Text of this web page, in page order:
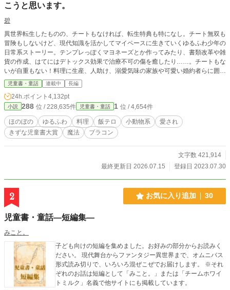
こうと思います。
碧
異世界転生したものの、チートもなければ、転生特典も特になし。チート無双も
冒険もしないけど、現代知識を活かしてマイペースに生きていくゆるふわ少年の
日常系ストーリー。テンプレっぽくマヨネーズとか作ってみたり、書類改革や雑
貨の作成、はてにはデトックス効果で治療不可の傷を癒したり……。チートもな
いが自重もない！料理に生産、人助け、溺愛気味の家族や可愛い婚約者らに囲ま
れて今日も自由に過ごします。ゆるふわ癒し系異世界ファンタジーここに開幕！
【第2回きずな児童書大賞・読者賞を頂戴しました】 読んでくださった皆様のお
かげです、ありがとうございました！
児童書・童話 連載中 長編
24h.ポイント 4,132pt
小説 288 位 / 228,635件 児童書・童話 1 位 / 4,654件
ほのぼの ゆるふわ 料理 飯テロ 小動物系
愛され
きずな児童書大賞
魔法 ブラコン
文字数 421,914
最終更新日 2026.07.15
登録日 2023.07.30
2 お気に入り追加 30
児童書・童話―短編集―
みこと。
子ども向けの短編を集めました。お好みの部分からお読みく
ださい。 現代舞台からファンタジー異世界まで、オムニバス
形式読み切りで、いろいろ混ぜこぜでお届けします。 ※それ
ぞれのお話は短編として「みこと。」または「チームホワイ
トミルク」名義で他サイトにも掲載しています。